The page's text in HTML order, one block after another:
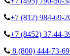
+7 (812) 984-69-
+7 (8452) 37-44-
8 (800) 444-73-69